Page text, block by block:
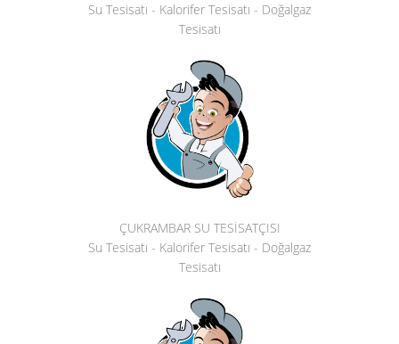
Su Tesisatı - Kalorifer Tesisatı - Doğalgaz
Tesisatı
ÇUKRAMBAR SU TESİSATÇISI
Su Tesisatı - Kalorifer Tesisatı - Doğalgaz
Tesisatı